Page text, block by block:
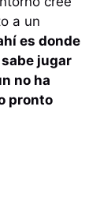
a un
es donde
jugar
no ha
pronto